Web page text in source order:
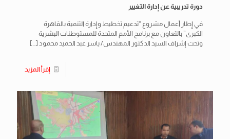
دورة تدريبية عن إدارة التغيير
في إطار أعمال مشروع “تدعيم تخطيط وإدارة التنمية بالقاهرة
الكبرى” بالتعاون مع برنامج الأمم المتحدة للمستوطنات البشرية
وتحت إشراف السيد الدكتور المهندس/ ياسر عبد الحميد محمود […]
إقرأ المزيد